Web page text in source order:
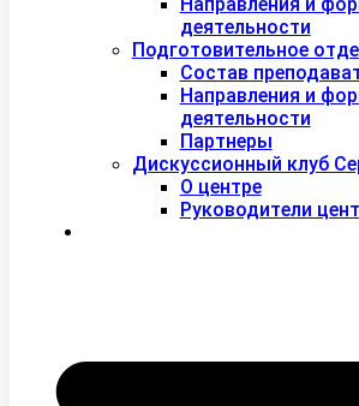
деятельности
Подготовительное
Состав
Направления и
деятельности
Партнеры
Дискуссионный клуб
О центре
Руководители